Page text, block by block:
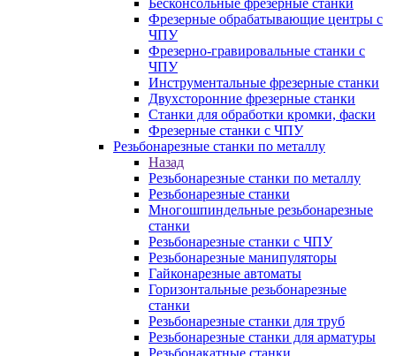
Бесконсольные фрезерные станки
Фрезерные обрабатывающие центры с
ЧПУ
Фрезерно-гравировальные станки с
ЧПУ
Инструментальные фрезерные станки
Двухсторонние фрезерные станки
Станки для обработки кромки, фаски
Фрезерные станки с ЧПУ
Резьбонарезные станки по металлу
Назад
Резьбонарезные станки по металлу
Резьбонарезные станки
Многошпиндельные резьбонарезные
станки
Резьбонарезные станки с ЧПУ
Резьбонарезные манипуляторы
Гайконарезные автоматы
Горизонтальные резьбонарезные
станки
Резьбонарезные станки для труб
Резьбонарезные станки для арматуры
Резьбонакатные станки